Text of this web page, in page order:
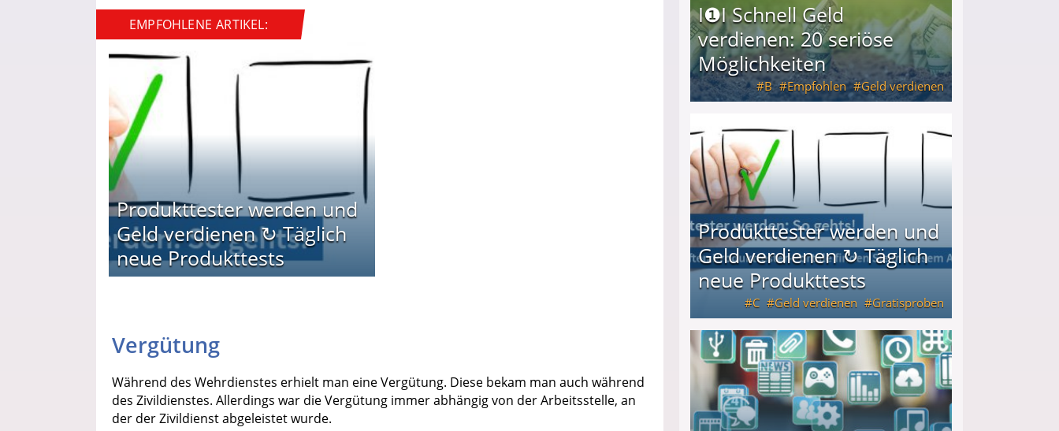
EMPFOHLENE ARTIKEL:
Produkttester werden und
Geld verdienen ↻ Täglich
neue Produkttests
Vergütung
Während des Wehrdienstes erhielt man eine Vergütung. Diese bekam man auch während
des Zivildienstes. Allerdings war die Vergütung immer abhängig von der Arbeitsstelle, an
der der Zivildienst abgeleistet wurde.
I❶I Schnell Geld
verdienen: 20 seriöse
Möglichkeiten
B Empfohlen Geld verdienen
Produkttester werden und
Geld verdienen ↻ Täglich
neue Produkttests
C Geld verdienen Gratisproben
Produkttester werden und Geld verdienen ↻ Täglich neue Produkttests